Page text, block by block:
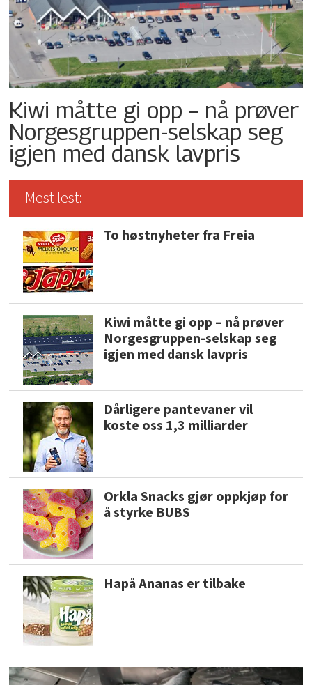
Kiwi måtte gi opp – nå prøver
Norgesgruppen-selskap seg
igjen med dansk lavpris
Mest lest:
To høstnyheter fra Freia
Kiwi måtte gi opp – nå prøver
Norgesgruppen-selskap seg
igjen med dansk lavpris
Dårligere pantevaner vil
koste oss 1,3 milliarder
Orkla Snacks gjør oppkjøp for
å styrke BUBS
Hapå Ananas er tilbake